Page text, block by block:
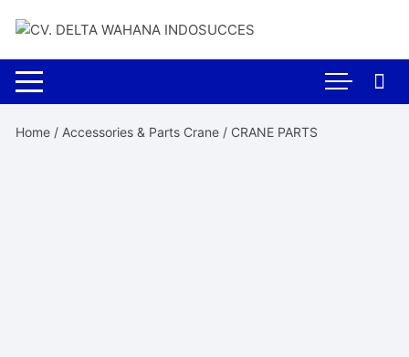
Home / Accessories & Parts Crane / CRANE PARTS